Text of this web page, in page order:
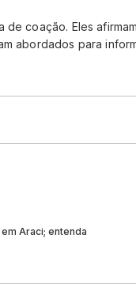
coação. Eles
abordados para
Araci; entenda